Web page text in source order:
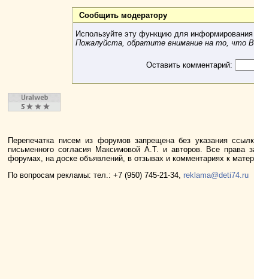
Сообщить модератору
Используйте эту функцию для
Пожалуйста, обратите внимание на то, что
Оставить комментарий:
Перепечатка писем из форумов запрещена без указания
письменного согласия Максимовой А.Т. и авторов. Все права
форумах, на доске объявлений, в отзывах и комментариях к
По вопросам рекламы: тел.: +7 (950) 745-21-34,reklama@deti74.ru